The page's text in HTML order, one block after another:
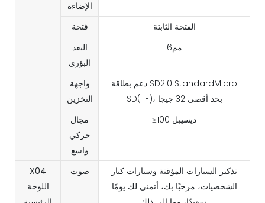
الإضاءة
فتحة
الفتحة الثابتة
البعد
البؤري
مم6
واجهة
التخزين
دعم بطاقة SD2.0 StandardMicro
SD(TF)، بحد أقصى 32 جيجا
مجال
حركي
واسع
≥100 ديسيبل
X04
اللوحة
صوت
تذكير السيارات المؤقتة وسيارات كبار
الشخصيات، مرحبًا بك، أتمنى لك يومًا